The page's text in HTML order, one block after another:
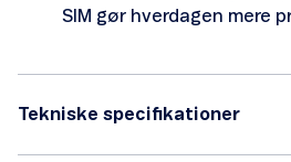
SIM gør hverdagen mere
Tekniske specifikationer